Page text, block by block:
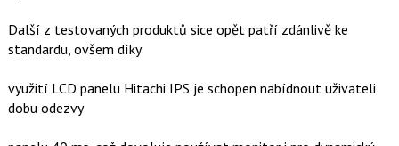
Další z testovaných produktů sice opět patří zdánlivě ke
standardu, ovšem díky
využití LCD panelu Hitachi IPS je schopen nabídnout uživateli
dobu odezvy